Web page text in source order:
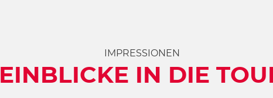
IMPRESSIONEN
EINBLICKE IN DIE